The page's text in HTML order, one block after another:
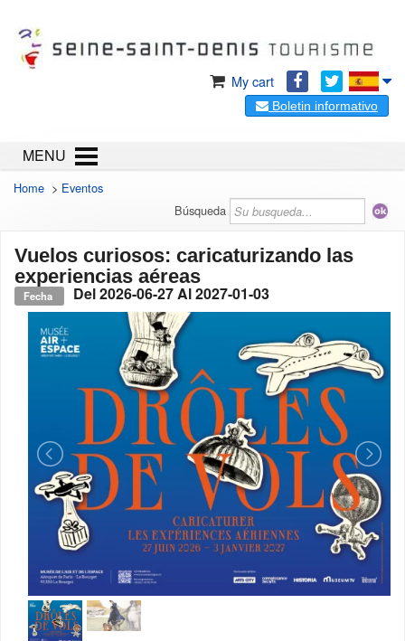
My cart
Boletin informativo
MENU
Home > Eventos
Búsqueda
Vuelos curiosos: caricaturizando las
experiencias aéreas
Fecha Del2026-06-27Al2027-01-03